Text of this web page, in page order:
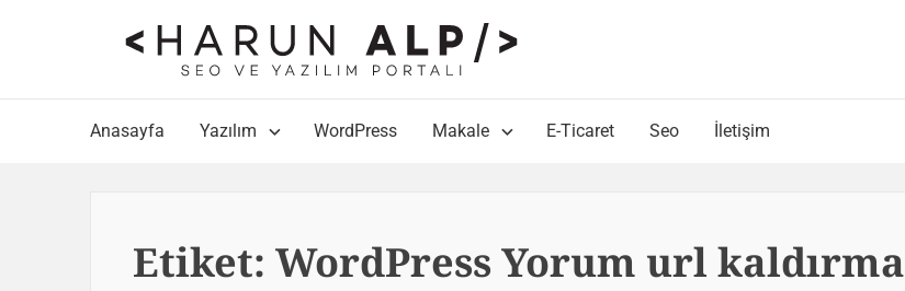
Anasayfa Yazılım WordPress Makale E-Ticaret Seo İletişim
Etiket:WordPress Yorum url kaldırma